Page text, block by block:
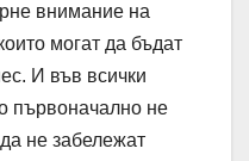
внимание на
могат да бъдат
И във всички
първоначално не
не забележат